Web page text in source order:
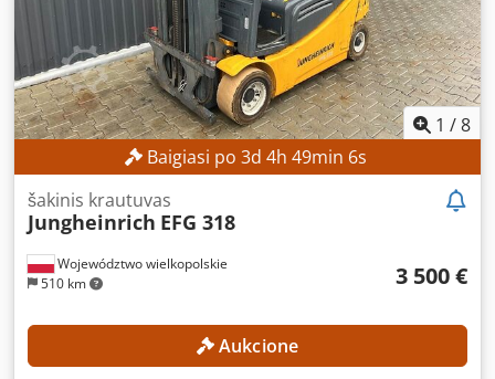
1 /8
Baigiasi po 3d 4h 49min 4s
Województwo wielkopolskie
510 km
šakinis krautuvas
Jungheinrich EFG 318
3 500 €
Aukcione